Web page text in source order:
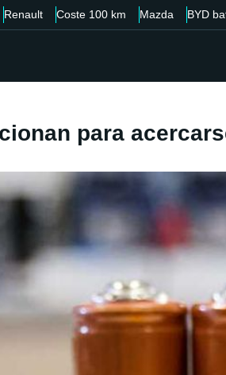
Renault Coste 100 km Mazda BYD
para